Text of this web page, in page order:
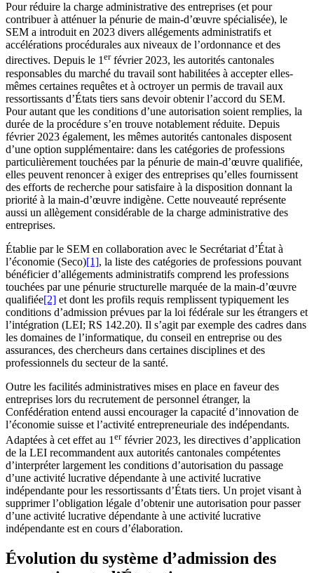
Pour réduire la charge administrative des entreprises (et pour
contribuer à atténuer la pénurie de main-d’œuvre spécialisée), le
SEM a introduit en 2023 divers allégements administratifs et
accélérations procédurales aux niveaux de l’ordonnance et des
directives. Depuis le 1erfévrier 2023, les autorités cantonales
responsables du marché du travail sont habilitées à accepter elles-
mêmes certaines requêtes et à octroyer un permis de travail aux
ressortissants d’États tiers sans devoir obtenir l’accord du SEM.
Pour autant que les conditions d’une autorisation soient remplies, la
durée de la procédure s’en trouve notablement réduite. Depuis
février 2023 également, les mêmes autorités cantonales disposent
d’une option supplémentaire: dans les catégories de professions
particulièrement touchées par la pénurie de main-d’œuvre qualifiée,
elles peuvent renoncer à exiger des entreprises qu’elles fournissent
des efforts de recherche pour satisfaire à la disposition donnant la
priorité à la main-d’œuvre indigène. Cette nouveauté représente
aussi un allègement considérable de la charge administrative des
entreprises.
Établie par le SEM en collaboration avec le Secrétariat d’État à
l’économie (Seco)[1], la liste des catégories de professions pouvant
bénéficier d’allégements administratifs comprend les professions
touchées par une pénurie structurelle marquée de la main-d’œuvre
qualifiée[2] et dont les profils requis remplissent typiquement les
conditions d’admission prévues par la loi fédérale sur les étrangers et
l’intégration (LEI; RS 142.20). Il s’agit par exemple des cadres dans
les domaines de l’informatique, du conseil en entreprise ou des
assurances, des chercheurs dans certaines disciplines et des
professionnels du secteur de la santé.
Outre les facilités administratives mises en place en faveur des
entreprises lors du recrutement de personnel étranger, la
Confédération entend aussi encourager la capacité d’innovation de
l’économie suisse et l’activité entrepreneuriale des indépendants.
Adaptées à cet effet au 1 erfévrier 2023, les directives d’application
de la LEI recommandent aux autorités cantonales compétentes
d’interpréter largement les conditions d’autorisation du passage
d’une activité lucrative dépendante à une activité lucrative
indépendante pour les ressortissants d’États tiers. Un projet visant à
supprimer l’obligation légale d’obtenir une autorisation pour passer
d’une activité lucrative dépendante à une activité lucrative
indépendante est en cours d’élaboration.
Évolution du système d’admission des